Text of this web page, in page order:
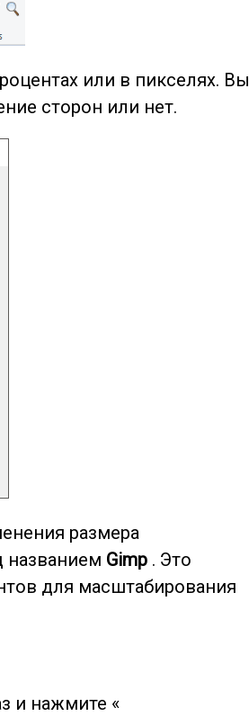
или в пикселях. Вы
сторон или нет.
размера
названием Gimp. Это
для масштабирования
и нажмите «